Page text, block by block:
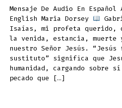
Mensaje De Audio En Español
English Maria Dorsey
Isaías, mi profeta querido,
la venida, estancia, muerte
nuestro Señor Jesús.
sustituto” significa que
humanidad, cargando sobre
pecado que […]